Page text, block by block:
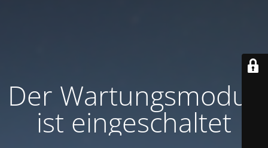
Der Wartungsmodus
ist eingeschaltet